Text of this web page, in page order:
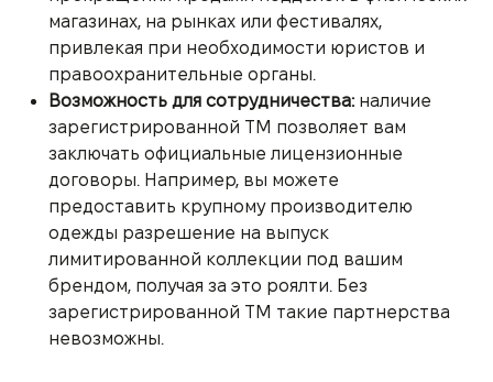
магазинах, на рынках или фестивалях,
привлекая при необходимости юристов и
правоохранительные органы.
Возможность для сотрудничества:наличие
зарегистрированной ТМ позволяет вам
заключать официальные лицензионные
договоры. Например, вы можете
предоставить крупному производителю
одежды разрешение на выпуск
лимитированной коллекции под вашим
брендом, получая за это роялти. Без
зарегистрированной ТМ такие партнерства
невозможны.